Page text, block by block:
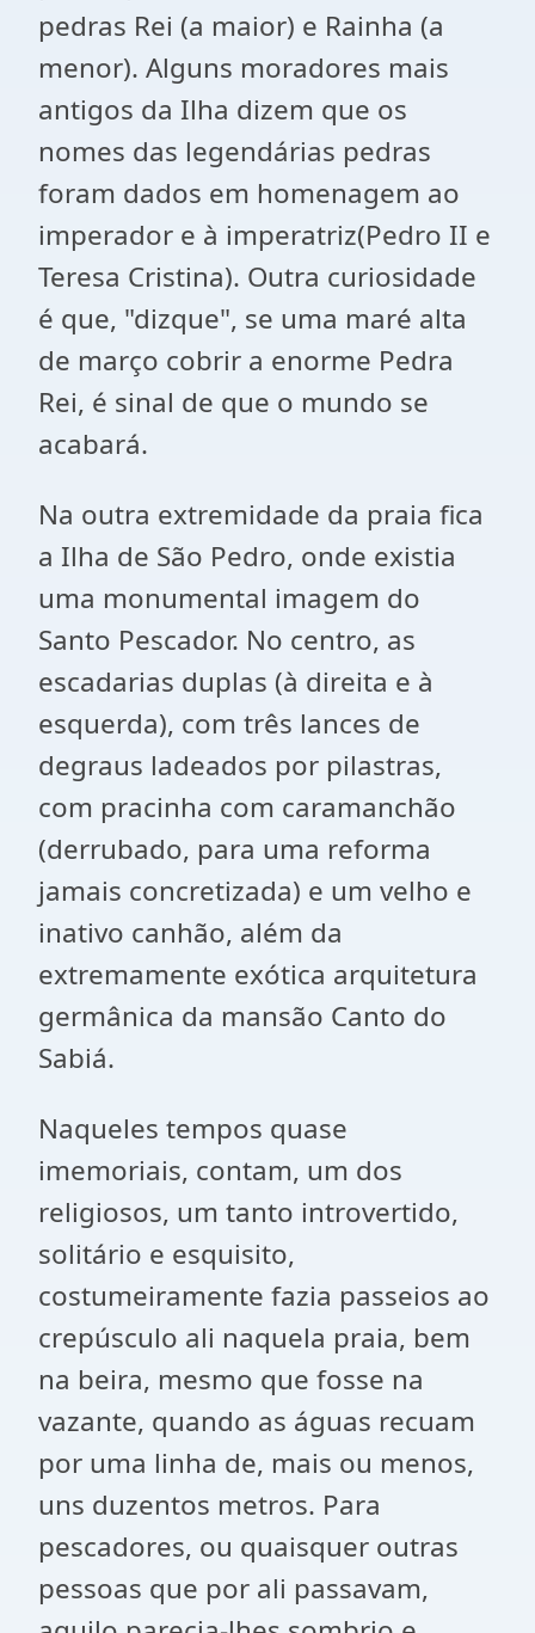
pedras Rei (a maior) e Rainha (a
menor). Alguns moradores mais
antigos da Ilha dizem que os
nomes das legendárias pedras
foram dados em homenagem ao
imperador e à imperatriz(Pedro II e
Teresa Cristina). Outra curiosidade
é que, "dizque", se uma maré alta
de março cobrir a enorme Pedra
Rei, é sinal de que o mundo se
acabará.
Na outra extremidade da praia fica
a Ilha de São Pedro, onde existia
uma monumental imagem do
Santo Pescador. No centro, as
escadarias duplas (à direita e à
esquerda), com três lances de
degraus ladeados por pilastras,
com pracinha com caramanchão
(derrubado, para uma reforma
jamais concretizada) e um velho e
inativo canhão, além da
extremamente exótica arquitetura
germânica da mansão Canto do
Sabiá.
Naqueles tempos quase
imemoriais, contam, um dos
religiosos, um tanto introvertido,
solitário e esquisito,
costumeiramente fazia passeios ao
crepúsculo ali naquela praia, bem
na beira, mesmo que fosse na
vazante, quando as águas recuam
por uma linha de, mais ou menos,
uns duzentos metros. Para
pescadores, ou quaisquer outras
pessoas que por ali passavam,